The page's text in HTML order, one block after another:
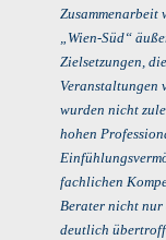
Zusammenarbeit
„Wien-Süd“
Zielsetzungen,
Veranstaltungen
wurden nicht
hohen
fachlichen
Berater nicht nur
deutlich